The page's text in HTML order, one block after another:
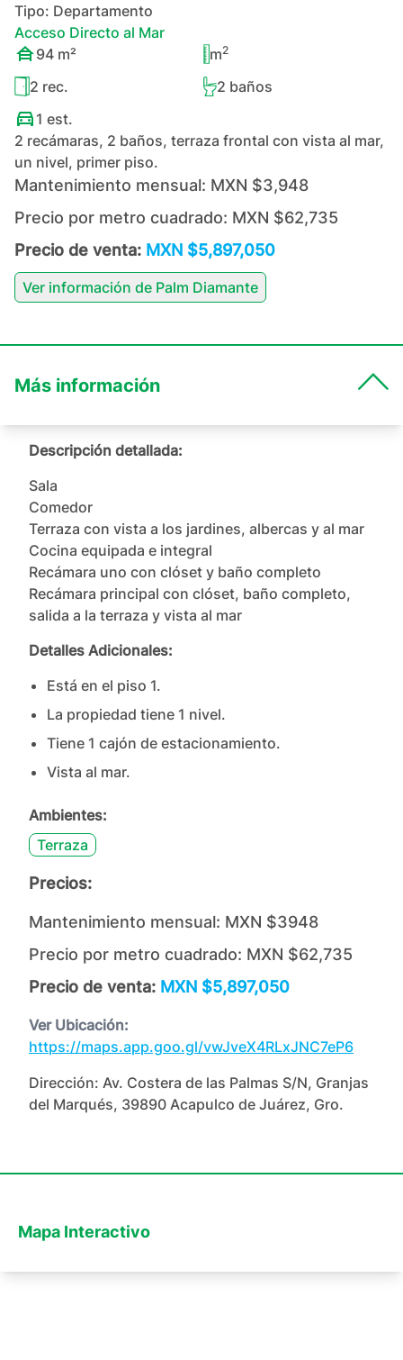
Tipo: Departamento
Acceso Directo al Mar
94 m² m2
2 rec. 2 baños
1 est.
2 recámaras, 2 baños, terraza frontal con vista al mar,
un nivel, primer piso.
Mantenimiento mensual: MXN $3,948
Precio por metro cuadrado: MXN $62,735
Precio de venta: MXN $5,897,050
Ver información de Palm Diamante
Más información
Descripción detallada:
Sala
Comedor
Terraza con vista a los jardines, albercas y al mar
Cocina equipada e integral
Recámara uno con clóset y baño completo
Recámara principal con clóset, baño completo,
salida a la terraza y vista al mar
Detalles Adicionales:
Está en el piso 1.
La propiedad tiene 1 nivel.
Tiene 1 cajón de estacionamiento.
Vista al mar.
Ambientes:
Terraza
Precios:
Mantenimiento mensual: MXN $3948
Precio por metro cuadrado: MXN $62,735
Precio de venta: MXN $5,897,050
Ver Ubicación:
https://maps.app.goo.gl/vwJveX4RLxJNC7eP6
Dirección: Av. Costera de las Palmas S/N, Granjas
del Marqués, 39890 Acapulco de Juárez, Gro.
Mapa Interactivo